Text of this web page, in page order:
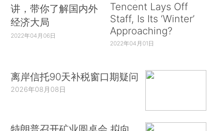
讲，带你了解国内外
经济大局
2022年04月06日
Tencent Lays Off
Staff, Is Its ‘Winter’
Approaching?
2022年04月01日
离岸信托90天补税窗口期疑问
2026年08月08日